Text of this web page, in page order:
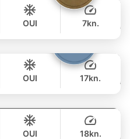
฿ 105,900
JOURNÉE
฿ 47,100
OUI 7kn.
JOURNÉE
฿ 109,500
OUI 17kn.
OUI 18kn.